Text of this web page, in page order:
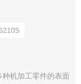
机加工零件的表面